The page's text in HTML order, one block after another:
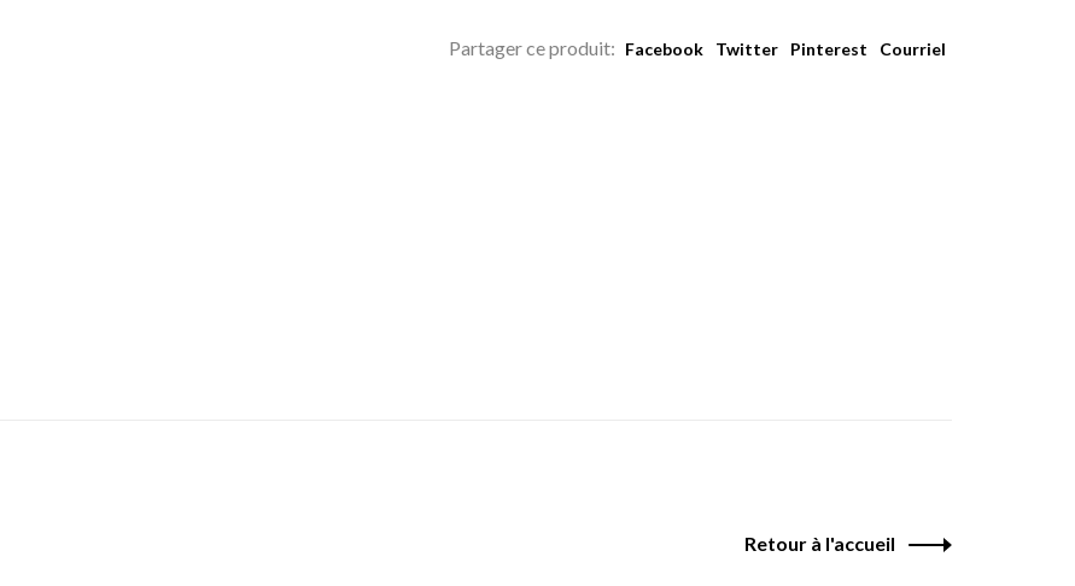
Partager ce produit: Facebook Twitter Pinterest Courriel
Retour à l'accueil